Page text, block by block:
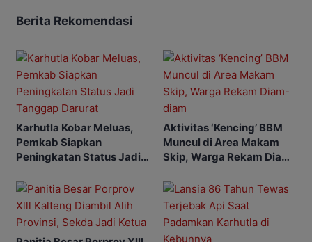
Berita Rekomendasi
Karhutla Kobar Meluas,
Pemkab Siapkan
Peningkatan Status Jadi
Aktivitas ‘Kencing’ BBM
Muncul di Area Makam
Skip, Warga Rekam Diam-